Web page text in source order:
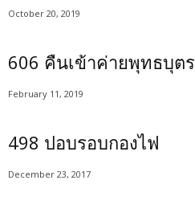
October 20, 2019
606 คืนเข้าค่ายพุทธบุตร
February 11, 2019
498 ปอบรอบกองไฟ
December 23, 2017